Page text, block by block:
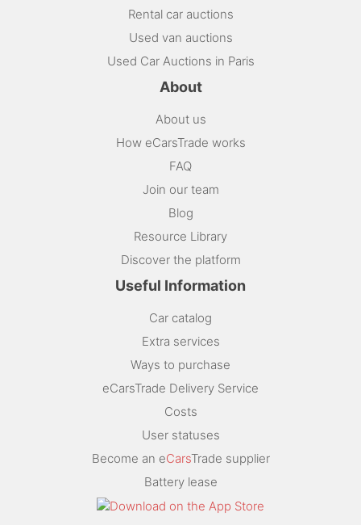
Rental car auctions
Used van auctions
Used Car Auctions in Paris
About
About us
How eCarsTrade works
FAQ
Join our team
Blog
Resource Library
Discover the platform
Useful Information
Car catalog
Extra services
Ways to purchase
eCarsTrade Delivery Service
Costs
User statuses
Become an eCarsTrade supplier
Battery lease